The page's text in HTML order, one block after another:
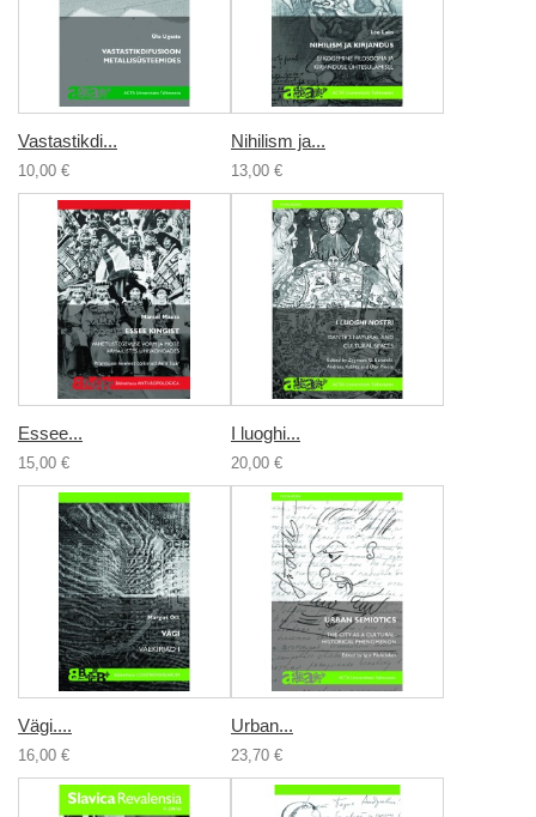
Vastastikdi...
10,00 €
Nihilism ja...
13,00 €
Essee...
15,00 €
I luoghi...
20,00 €
Vägi....
16,00 €
Urban...
23,70 €